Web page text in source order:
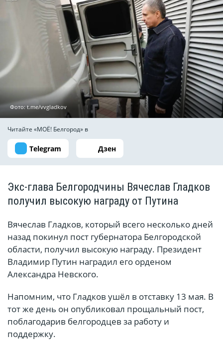
Фото: t.me/vvgladkov
Читайте «МОЁ! Белгород» в
Telegram Дзен
Экс-глава Белгородчины Вячеслав Гладков
получил высокую награду от Путина
Вячеслав Гладков, который всего несколько дней
назад покинул пост губернатора Белгородской
области, получил высокую награду. Президент
Владимир Путин наградил его орденом
Александра Невского.
Напомним, что Гладков ушёл в отставку 13 мая. В
тот же день он опубликовал прощальный пост,
поблагодарив белгородцев за работу и
поддержку.